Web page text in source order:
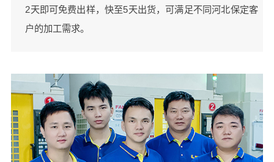
2天即可免费出样，快至5天出货，可满足不同河北保定客
户的加工需求。